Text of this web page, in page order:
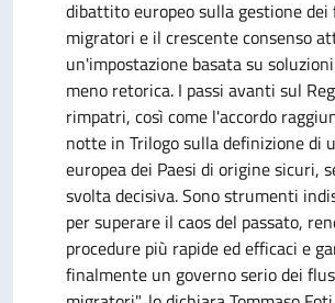
dibattito europeo sulla gestione dei
migratori e il crescente consenso
un'impostazione basata su
meno retorica. I passi avanti sul
rimpatri, così come l'accordo
notte in Trilogo sulla definizione di
europea dei Paesi di origine sicuri,
svolta decisiva. Sono strumenti
per superare il caos del passato,
procedure più rapide ed efficaci e
finalmente un governo serio dei